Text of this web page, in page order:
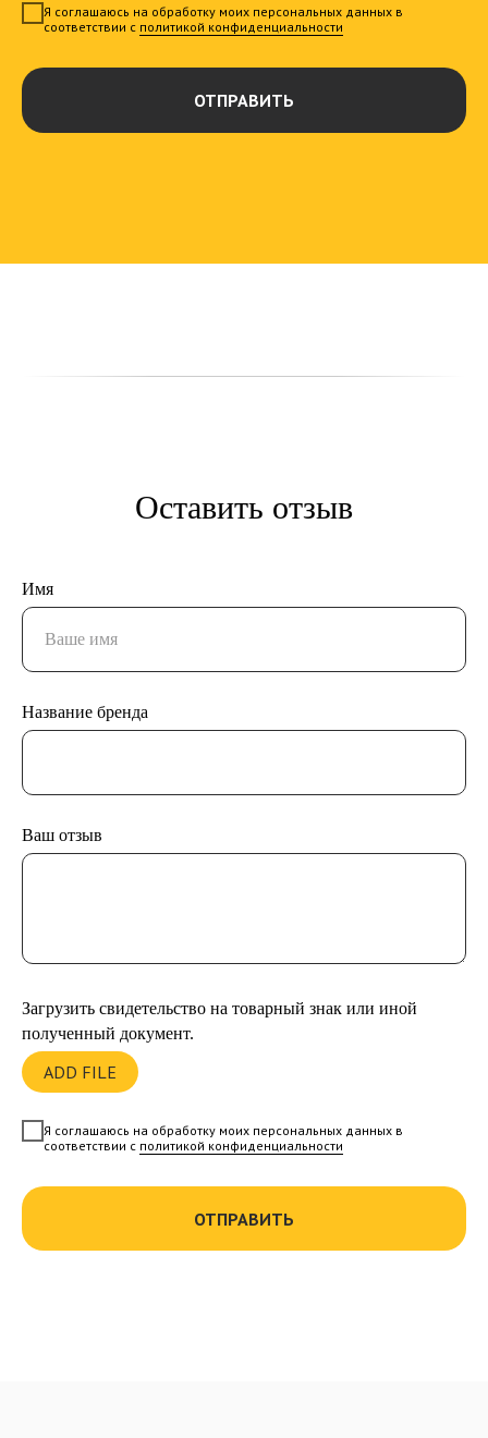
Я соглашаюсь на обработку моих персональных данных в
соответствии с политикой конфиденциальности
ОТПРАВИТЬ
Оставить отзыв
Имя
Название бренда
Ваш отзыв
Загрузить свидетельство на товарный знак или иной
полученный документ.
ADD FILE
Я соглашаюсь на обработку моих персональных данных в
соответствии с политикой конфиденциальности
ОТПРАВИТЬ